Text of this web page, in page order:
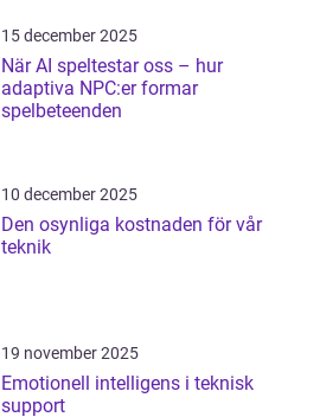
15 december 2025
När AI speltestar oss – hur
adaptiva NPC:er formar
spelbeteenden
10 december 2025
Den osynliga kostnaden för vår
teknik
19 november 2025
Emotionell intelligens i teknisk
support